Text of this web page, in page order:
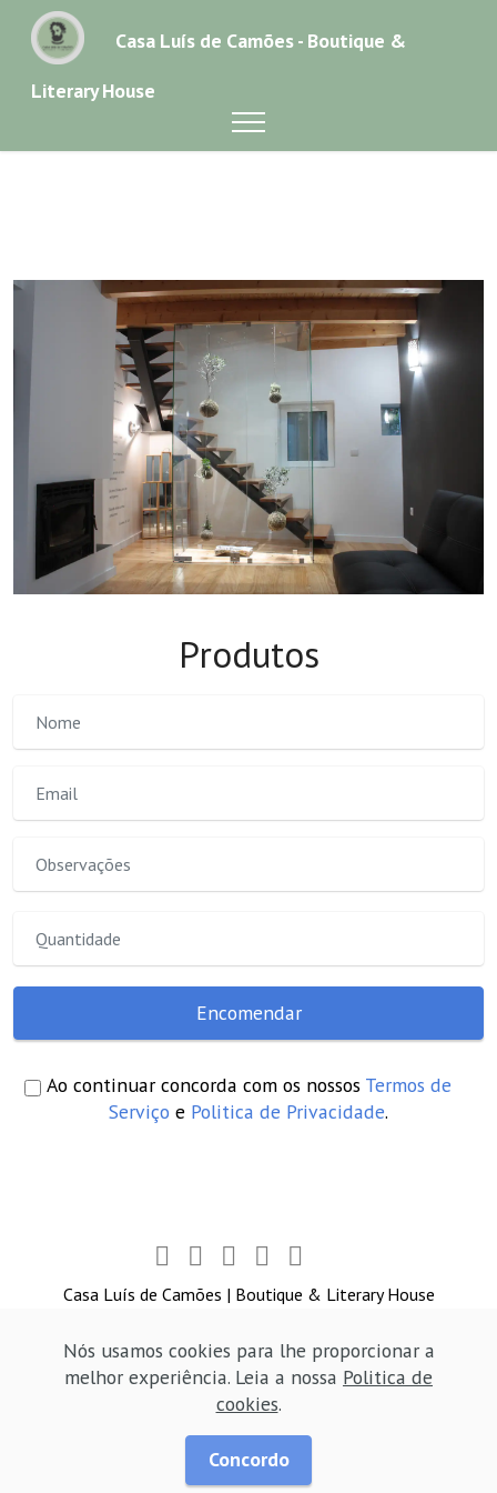
Casa Luís de Camões - Boutique &
Literary House
Produtos
Encomendar
Ao continuar concorda com os nossos Termos de
Serviço e Politica de Privacidade.
Casa Luís de Camões | Boutique & Literary House
Designer
Nós usamos cookies para lhe proporcionar a
melhor experiência. Leia a nossa Politica de
cookies.
Concordo